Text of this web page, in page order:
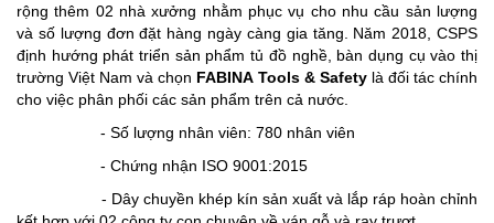
rộng thêm 02 nhà xưởng nhằm phục vụ cho nhu cầu sản lượng
và số lượng đơn đặt hàng ngày càng gia tăng. Năm 2018, CSPS
định hướng phát triển sản phẩm tủ đồ nghề, bàn dụng cụ vào thị
trường Việt Nam và chọn FABINA Tools & Safetylà đối tác chính
cho việc phân phối các sản phẩm trên cả nước.
- Số lượng nhân viên: 780 nhân viên
- Chứng nhận ISO 9001:2015
- Dây chuyền khép kín sản xuất và lắp ráp hoàn chỉnh